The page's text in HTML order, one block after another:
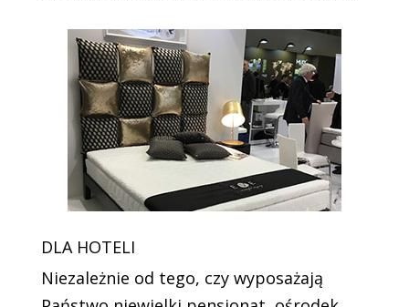
DLA HOTELI
Niezależnie od tego, czy wyposażają